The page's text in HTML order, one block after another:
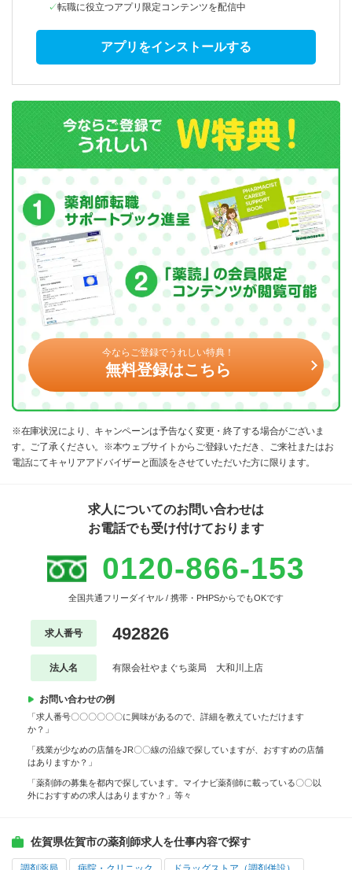
転職に役立つアプリ限定コンテンツを配信中
アプリをインストールする
今ならご登録でうれしい特典！
無料登録はこちら
※在庫状況により、キャンペーンは予告なく変更・終了する場合がございま
す。ご了承ください。※本ウェブサイトからご登録いただき、ご来社またはお
電話にてキャリアアドバイザーと面談をさせていただいた方に限ります。
求人についてのお問い合わせは
お電話でも受け付けております
0120-866-153
全国共通フリーダイヤル / 携帯・PHPSからでもOKです
求人番号 492826
法人名 有限会社やまぐち薬局 大和川上店
お問い合わせの例
「求人番号〇〇〇〇〇〇に興味があるので、詳細を教えていただけます
か？」
「残業が少なめの店舗をJR〇〇線の沿線で探していますが、おすすめの店舗
はありますか？」
「薬剤師の募集を都内で探しています。マイナビ薬剤師に載っている〇〇以
外におすすめの求人はありますか？」等々
佐賀県佐賀市の薬剤師求人を仕事内容で探す